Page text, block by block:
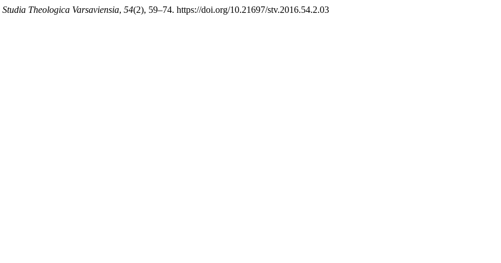
Studia Theologica Varsaviensia, 54(2), 59–74. https://doi.org/10.21697/stv.2016.54.2.03